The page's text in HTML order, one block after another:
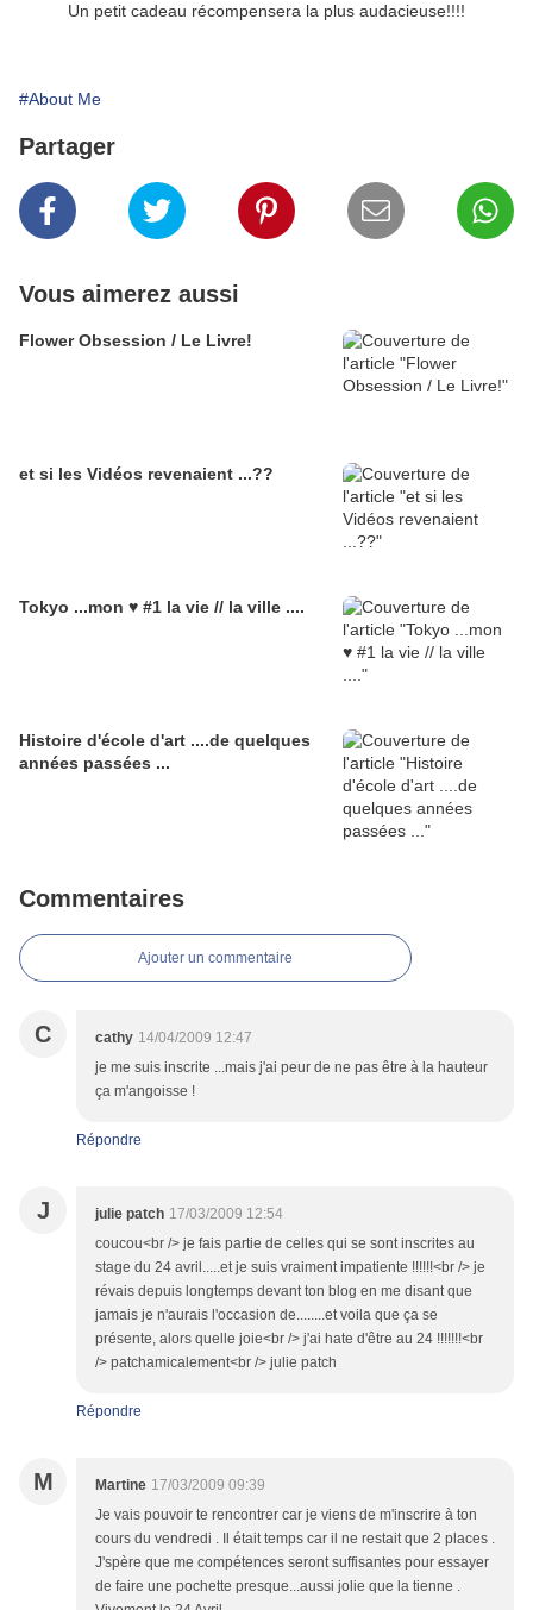
Un petit cadeau récompensera la plus audacieuse!!!!
#About Me
Partager
Vous aimerez aussi
Flower Obsession / Le Livre!
et si les Vidéos revenaient ...??
Tokyo ...mon ♥ #1 la vie // la ville ....
Histoire d'école d'art ....de quelques
années passées ...
Commentaires
Ajouter un commentaire
C cathy 14/04/2009 12:47
je me suis inscrite ...mais j'ai peur de ne pas être à la hauteur
ça m'angoisse !
Répondre
J julie patch 17/03/2009 12:54
coucou<br /> je fais partie de celles qui se sont inscrites au
stage du 24 avril.....et je suis vraiment impatiente !!!!!!<br /> je
révais depuis longtemps devant ton blog en me disant que
jamais je n'aurais l'occasion de........et voila que ça se
présente, alors quelle joie<br /> j'ai hate d'être au 24 !!!!!!!<br
/> patchamicalement<br /> julie patch
Répondre
M Martine 17/03/2009 09:39
Je vais pouvoir te rencontrer car je viens de m'inscrire à ton
cours du vendredi . Il était temps car il ne restait que 2 places .
J'spère que me compétences seront suffisantes pour essayer
de faire une pochette presque...aussi jolie que la tienne .